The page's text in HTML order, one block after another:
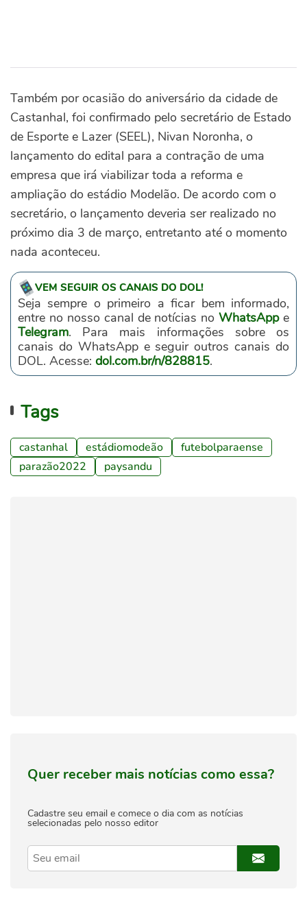
Também por ocasião do aniversário da cidade de
Castanhal, foi confirmado pelo secretário de Estado
de Esporte e Lazer (SEEL), Nivan Noronha, o
lançamento do edital para a contração de uma
empresa que irá viabilizar toda a reforma e
ampliação do estádio Modelão. De acordo com o
secretário, o lançamento deveria ser realizado no
próximo dia 3 de março, entretanto até o momento
nada aconteceu.
VEM SEGUIR OS CANAIS DO DOL!
Seja sempre o primeiro a ficar bem informado,
entre no nosso canal de notícias noWhatsAppe
Telegram. Para mais informações sobre os
canais do WhatsApp e seguir outros canais do
DOL. Acesse: dol.com.br/n/828815.
Tags
castanhal estádiomodeão
futebolparaense
parazão2022
paysandu
Quer receber mais notícias como essa?
Cadastre seu email e comece o dia com as notícias
selecionadas pelo nosso editor